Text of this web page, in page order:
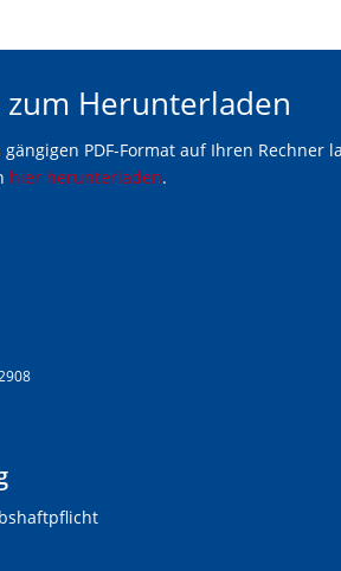
Herunterladen
PDF-Format auf Ihren Rechner
hier herunterladen.